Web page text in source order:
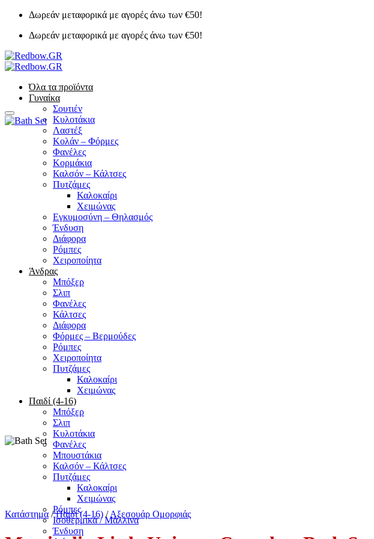
Μετάβαση
περιεχόμενο
Δωρεάν μεταφορικά με αγορές άνω των €50!
Δωρεάν μεταφορικά με αγορές άνω των €50!
Όλα τα προϊόντα
Γυναίκα
Σουτιέν
Κυλοτάκια
Λαστέξ
Κολάν – Φόρμες
Φανέλες
Κορμάκια
Καλσόν – Κάλτσες
Πυτζάμες
Καλοκαίρι
Χειμώνας
Εγκυμοσύνη – Θηλασμός
Ένδυση
Διάφορα
Ρόμπες
Χειροποίητα
Άνδρας
Μπόξερ
Σλιπ
Φανέλες
Κάλτσες
Διάφορα
Φόρμες – Βερμούδες
Ρόμπες
Χειροποίητα
Πυτζάμες
Καλοκαίρι
Χειμώνας
Παιδί (4-16)
Μπόξερ
Σλιπ
Κυλοτάκια
Φανέλες
Μπουστάκια
Καλσόν – Κάλτσες
Πυτζάμες
Καλοκαίρι
Χειμώνας
Ρόμπες
Ισοθερμικά / Μάλλινα
Ένδυση
Κατάστημα / Παιδί (4-16) / Αξεσουάρ Ομορφιάς